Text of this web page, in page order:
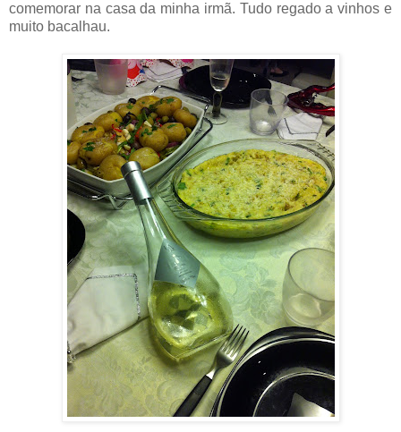
comemorar na casa da minha irmã. Tudo regado a vinhos e
muito bacalhau.